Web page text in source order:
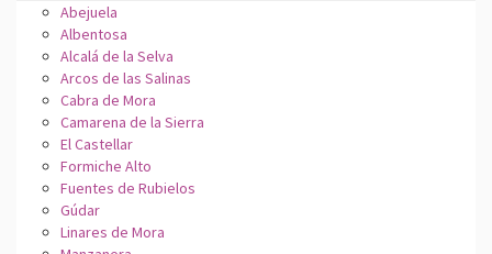
Abejuela
Albentosa
Alcalá de la Selva
Arcos de las Salinas
Cabra de Mora
Camarena de la Sierra
El Castellar
Formiche Alto
Fuentes de Rubielos
Gúdar
Linares de Mora